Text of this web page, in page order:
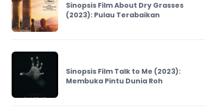
Sinopsis Film About Dry Grasses
(2023): Pulau Terabaikan
Sinopsis Film Talk to Me (2023):
Membuka Pintu Dunia Roh